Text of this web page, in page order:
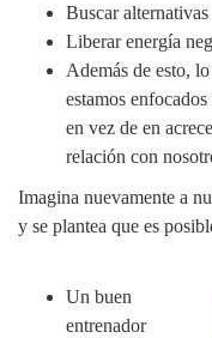
Buscar alternativas
Liberar energía
Además de esto,
estamos
en vez de en
relación con
Imagina nuevamente a
y se plantea que es
Un buen
entrenador